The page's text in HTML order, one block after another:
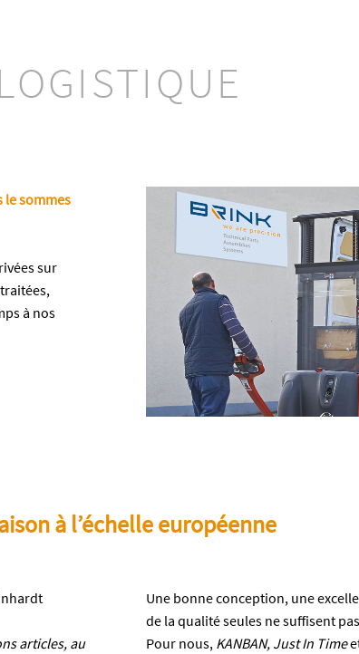
le sommes
sur
à nos
à l’échelle européenne
articles, au
Une bonne conception, une
de la qualité seules ne suffisent
Pour nous, KANBAN, Just In Time